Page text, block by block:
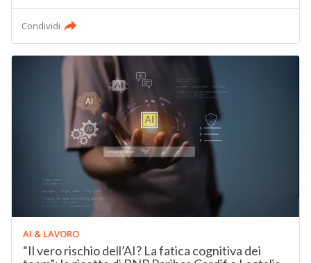
Condividi
AI & LAVORO
“Il vero rischio dell’AI? La fatica cognitiva dei